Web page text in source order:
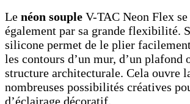
Le néon souple V-TAC Neon Flex
également par sa grande flexibilité.
silicone permet de le plier
les contours d’un mur, d’un plafond
structure architecturale. Cela ouvre
nombreuses possibilités créatives
d’éclairage décoratif.